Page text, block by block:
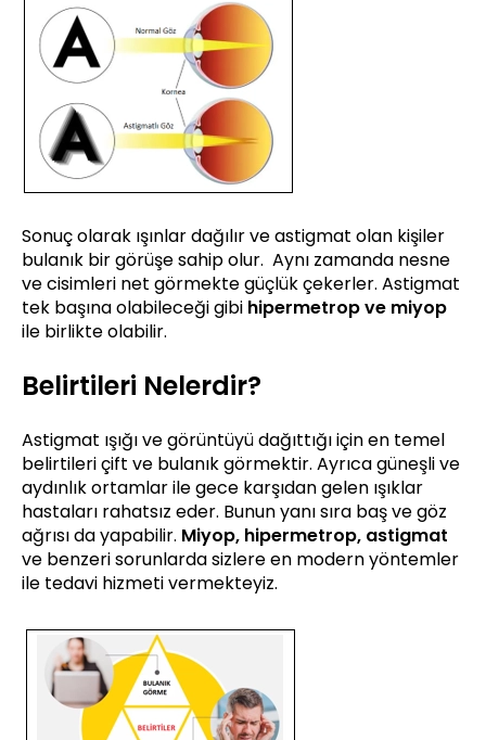
Sonuç olarak ışınlar dağılır ve astigmat olan kişiler
bulanık bir görüşe sahip olur. Aynı zamanda nesne
ve cisimleri net görmekte güçlük çekerler. Astigmat
tek başına olabileceği gibi hipermetrop ve miyop
ile birlikte olabilir.
Belirtileri Nelerdir?
Astigmat ışığı ve görüntüyü dağıttığı için en temel
belirtileri çift ve bulanık görmektir. Ayrıca güneşli ve
aydınlık ortamlar ile gece karşıdan gelen ışıklar
hastaları rahatsız eder. Bunun yanı sıra baş ve göz
ağrısı da yapabilir. Miyop, hipermetrop, astigmat
ve benzeri sorunlarda sizlere en modern yöntemler
ile tedavi hizmeti vermekteyiz.